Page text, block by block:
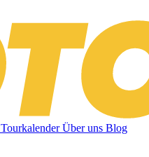
TourkalenderÜber uns Blog